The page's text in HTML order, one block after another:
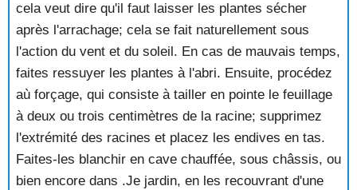
cela veut dire qu'il faut laisser les plantes sécher
après l'arrachage; cela se fait naturellement sous
l'action du vent et du soleil. En cas de mauvais temps,
faites ressuyer les plantes à l'abri. Ensuite, procédez
aù forçage, qui consiste à tailler en pointe le feuillage
à deux ou trois centimètres de la racine; supprimez
l'extrémité des racines et placez les endives en tas.
Faites-les blanchir en cave chauffée, sous châssis, ou
bien encore dans .Je jardin, en les recouvrant d'une